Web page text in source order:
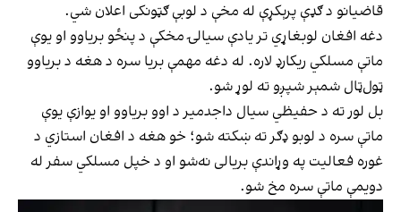
قاضیانو د ګډې پرېکړې له مخې د لوبې ګټونکی اعلان شي.
دغه افغان لوبغاړي تر یادې سیالۍ مخکې د پنځو بریاوو او یوې
ماتې مسلکي ریکارډ لاره. له دغه مهمې بریا سره د هغه د بریاوو
ټول‌ټال شمېر شپږو ته لوړ شو.
بل لور ته د حفیظي سیال داجدمیر د اوو بریاوو او یوازې یوې
ماتې سره د لوبو ډګر ته ښکته شو؛ خو هغه د افغان استازي د
غوره فعالیت په وړاندې بریالی نه‌شو او د خپل مسلکي سفر له
دویمې ماتې سره مخ شو.